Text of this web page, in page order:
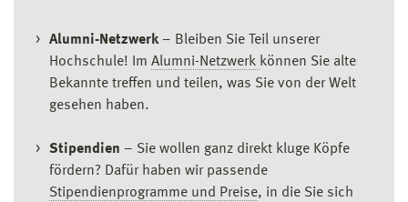
Alumni-Netzwerk– Bleiben Sie Teil unserer
Hochschule! Im Alumni-Netzwerk können Sie alte
Bekannte treffen und teilen, was Sie von der Welt
gesehen haben.
Stipendien – Sie wollen ganz direkt kluge Köpfe
fördern? Dafür haben wir passende
Stipendienprogramme und Preise, in die Sie sich